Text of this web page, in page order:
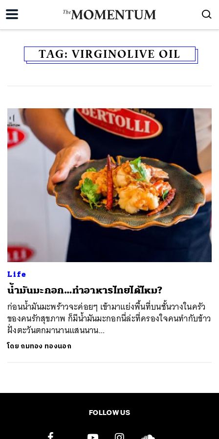
TAG:VIRGINOLIVE OIL
Life
น้ำมันมะกอก…ทำอาหารไทยได้ไหม?
ก่อนน้ำมันมะพร้าวจะค่อยๆ เข้ามาแย่งพื้นที่บนชั้นวางในครัว
ของคนรักสุขภาพ ก็มีน้ำมันมะกอกนี่ล่ะที่ครองใจคนทำกับข้าว
ฝั่งตะวันตกมานานแสนนาน...
โดย ถมทอง ทองนอก
FOLLOW US
SHARE